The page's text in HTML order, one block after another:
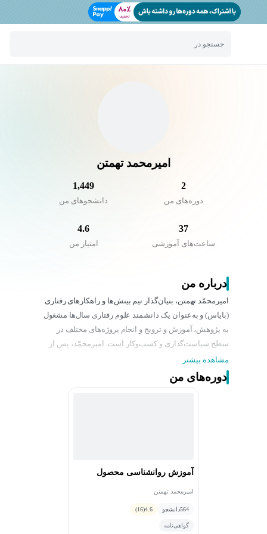
جستجو در
امیرمحمد تهمتن
2
دوره‌های من
1,449
دانشجو‌های من
37
ساعت‌های آموزشی
4.6
امتیاز من
درباره من
امیرمحمّد تهمتن، بنیان‌گذار تیم بینش‌ها و راهکارهای رفتاری
(بایاس) و به‌عنوان یک دانشمند علوم رفتاری سال‌ها مشغول
به پژوهش، آموزش و ترویج و انجام پروژه‌های مختلف در
سطح سیاست‌گذاری و کسب‌وکار است. امیرمحمّد، پس از
فارغ‌التحصیلی از رشته‌ی اقتصاد از دانشگاه‌های تهران و
صنعتی شریف، موفق به پذیرش رشته‌ی سیاست‌گذاری
عمومی در دانشگاه‌های هاروارد، آکسفورد و کلمبیای نیویورک
دانشگاه صنعتی شریف)
– تاسیس گروه سیاست‌گذاری رفتاری در اندیشکده حکمرانی
– برگزاری کارگاه‌ها، دوره‌های آموزشی و سخنرانی‌های
متفاوت (شرکت‌های همراه اول، ایرانسل، دیجی‌کالا، مپنا،
مشاهده بیشتر
دوره‌های من
آموزش روانشناسی محصول
امیرمحمد تهمتن
564دانشجو 4.6
(16)
گواهی‌نامه